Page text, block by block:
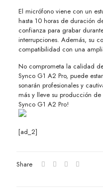
El micrófono viene con un
hasta 10 horas de duración
confianza para grabar
interrupciones. Además, su
compatibilidad con una
No comprometa la calidad
Synco G1 A2 Pro, puede
sonarán profesionales y
más y lleve su producción
Synco G1 A2 Pro!
[ad_2]
Share